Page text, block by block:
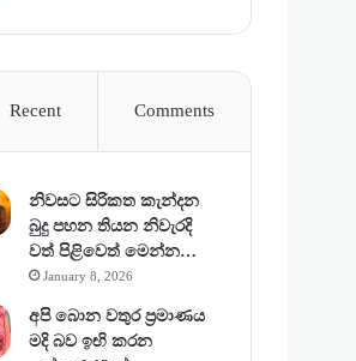
Recent Comments
නිවසට සිරිකත කැන්දන
බුදු පහන තියන නිවැරදි
වත් පිළිවෙත් මෙන්න…
January 8, 2026
අපි බොන වතුර ප්‍රමාණය
මදි බව ඉඟි කරන